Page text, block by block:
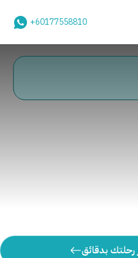
+60177558810
رحلتك بدقائق